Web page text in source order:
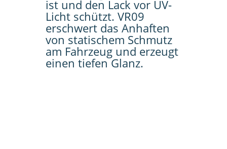
ist und den Lack vor UV-
Licht schützt. VR09
erschwert das Anhaften
von statischem Schmutz
am Fahrzeug und erzeugt
einen tiefen Glanz.